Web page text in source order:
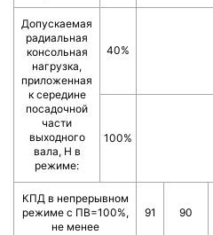
Допускаемая
радиальная
консольная
нагрузка,
приложенная
к середине
посадочной
части
выходного
вала, Н в
режиме:
40%
100%
КПД в непрерывном
режиме с ПВ=100%,
не менее
91 90